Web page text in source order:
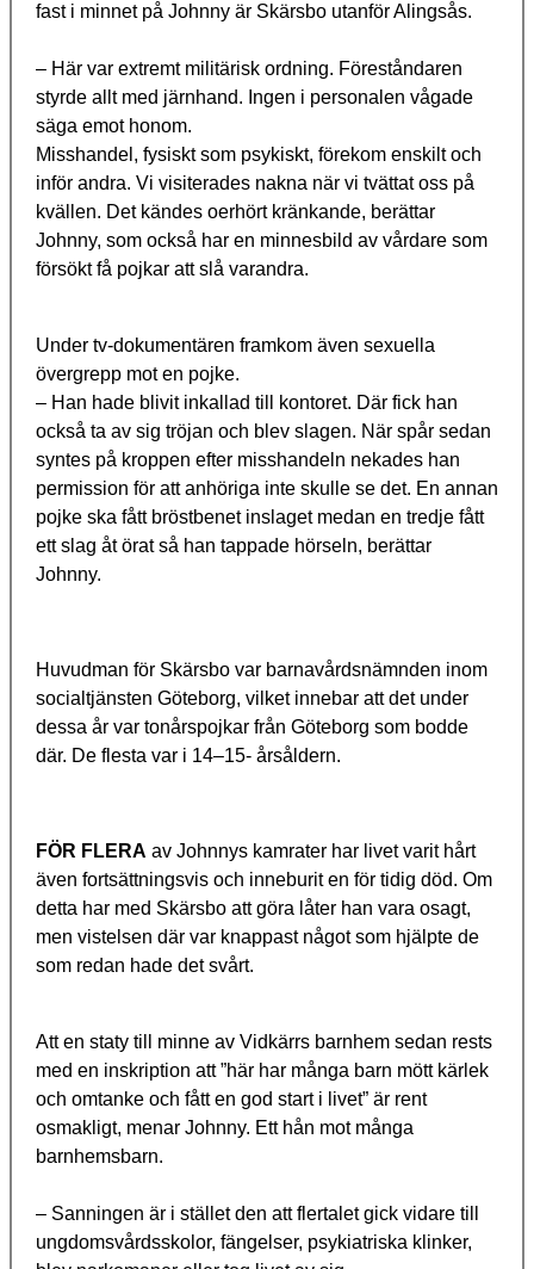
fast i minnet på Johnny är Skärsbo utanför Alingsås.
– Här var extremt militärisk ordning. Föreståndaren
styrde allt med järnhand. Ingen i personalen vågade
säga emot honom.
Misshandel, fysiskt som psykiskt, förekom enskilt och
inför andra. Vi visiterades nakna när vi tvättat oss på
kvällen. Det kändes oerhört kränkande, berättar
Johnny, som också har en minnesbild av vårdare som
försökt få pojkar att slå varandra.
Under tv-dokumentären framkom även sexuella
övergrepp mot en pojke.
– Han hade blivit inkallad till kontoret. Där fick han
också ta av sig tröjan och blev slagen. När spår sedan
syntes på kroppen efter misshandeln nekades han
permission för att anhöriga inte skulle se det. En annan
pojke ska fått bröstbenet inslaget medan en tredje fått
ett slag åt örat så han tappade hörseln, berättar
Johnny.
Huvudman för Skärsbo var barnavårdsnämnden inom
socialtjänsten Göteborg, vilket innebar att det under
dessa år var tonårspojkar från Göteborg som bodde
där. De flesta var i 14–15- årsåldern.
FÖR FLERA av Johnnys kamrater har livet varit hårt
även fortsättningsvis och inneburit en för tidig död. Om
detta har med Skärsbo att göra låter han vara osagt,
men vistelsen där var knappast något som hjälpte de
som redan hade det svårt.
Att en staty till minne av Vidkärrs barnhem sedan rests
med en inskription att ”här har många barn mött kärlek
och omtanke och fått en god start i livet” är rent
osmakligt, menar Johnny. Ett hån mot många
barnhemsbarn.
– Sanningen är i stället den att flertalet gick vidare till
ungdomsvårdsskolor, fängelser, psykiatriska klinker,